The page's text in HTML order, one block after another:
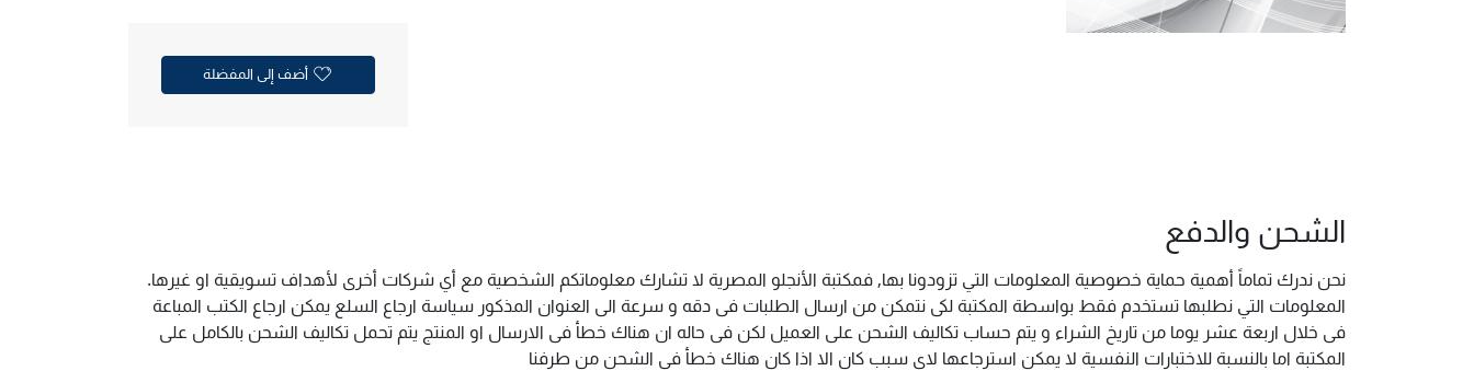
أضف إلى المفضلة
الشحن والدفع
نحن ندرك تماماً أهمية حماية خصوصية المعلومات التي تزودونا بها, فمكتبة الأنجلو المصرية لا تشارك معلوماتكم الشخصية مع أي شركات أخرى لأهداف تسويقية او غيرها.
المعلومات التي نطلبها تستخدم فقط بواسطة المكتبة لكى نتمكن من ارسال الطلبات فى دقه و سرعة الى العنوان المذكور سياسة ارجاع السلع يمكن ارجاع الكتب المباعة
فى خلال اربعة عشر يوما من تاريخ الشراء و يتم حساب تكاليف الشحن على العميل لكن فى حاله ان هناك خطأ فى الارسال او المنتج يتم تحمل تكاليف الشحن بالكامل على
المكتبة اما بالنسبة للاختبارات النفسية لا يمكن استرجاعها لاى سبب كان الا اذا كان هناك خطأ فى الشحن من طرفنا